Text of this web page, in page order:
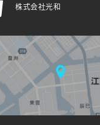
株式会社光和